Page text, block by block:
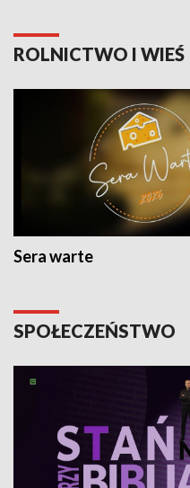
ROLNICTWO I WIEŚ
Sera warte
SPOŁECZEŃSTWO